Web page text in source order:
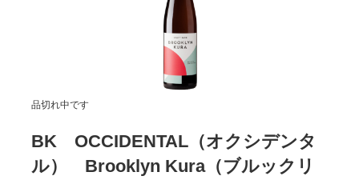
品切れ中です
BK OCCIDENTAL（オクシデンタ
ル） Brooklyn Kura（ブルックリ